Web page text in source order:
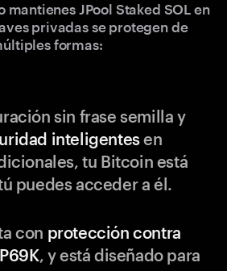
mantienes JPool Staked SOL en
privadas se protegen de
formas:
sin frase semilla y
inteligentesen
tu Bitcoin está
puedes acceder a él.
con protección contra
, y está diseñado para